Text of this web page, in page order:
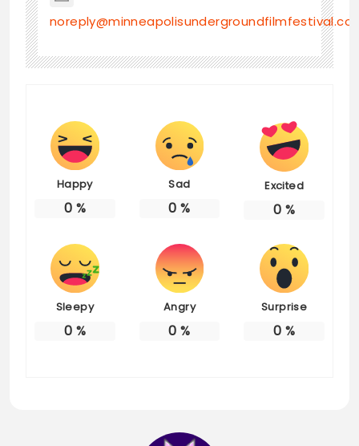
Happy
0 %
Sad
0 %
Excited
0 %
Sleepy
0 %
Angry
0 %
Surprise
0 %